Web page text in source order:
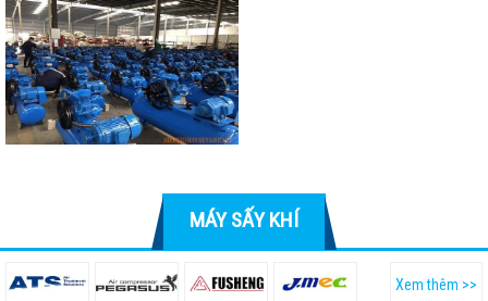
MÁY SẤY KHÍ
Xem thêm >>